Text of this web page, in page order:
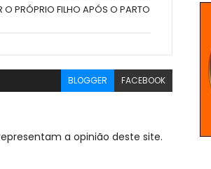
O PRÓPRIO FILHO APÓS O PARTO
BLOGGER FACEBOOK
a opinião deste site.